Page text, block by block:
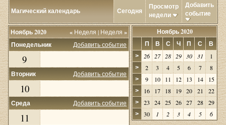
Магический календарь Сегодня
Просмотр
недели
Добавить
событие
« Неделя | Неделя»
Ноябрь 2020
Добавить событие
Понедельник
9
Добавить событие
Вторник
10
Добавить событие
Среда
11
Ноябрь 2020
П
В С Ч П С В
> 26 27 28 29 30 31 1
> 2 3 4 5 6 7 8
> 9 10 11 12 13 14 15
> 16 17 18 19 20 21 22
> 23 24 25 26 27 28 29
> 30 1 2 3 4 5 6